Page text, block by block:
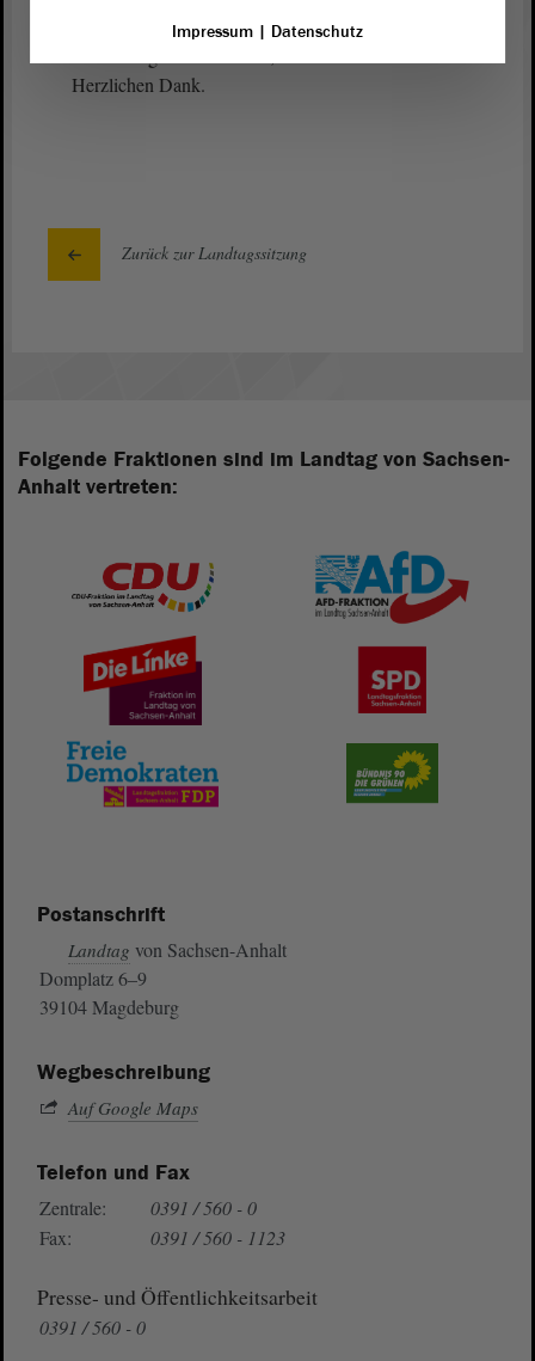
Darüber können wir uns gern in den Ausschüssen,
Herzlichen Dank.
Zurück zur Landtagssitzung
Folgende Fraktionen sind im Landtag von Sachsen-
Anhalt vertreten:
Postanschrift
Landtag von Sachsen-Anhalt
Domplatz 6–9
39104 Magdeburg
Wegbeschreibung
Auf Google Maps
Telefon und Fax
Zentrale:
0391 / 560 - 0
Fax:
0391 / 560 - 1123
Presse- und Öffentlichkeitsarbeit
0391 / 560 - 0
Impressum| Datenschutz